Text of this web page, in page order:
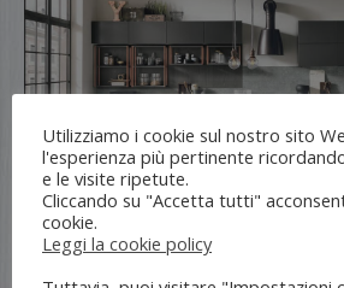
Utilizziamo i cookie sul nostro sito
l'esperienza più pertinente
e le visite ripetute.
Cliccando su "Accetta tutti"
cookie.
Leggi la cookie policy